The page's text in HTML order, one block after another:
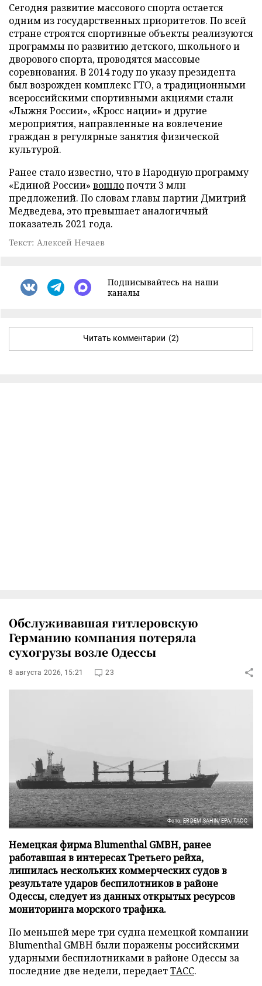
Сегодня развитие массового спорта остается
одним из государственных приоритетов. По всей
стране строятся спортивные объекты реализуются
программы по развитию детского, школьного и
дворового спорта, проводятся массовые
соревнования. В 2014 году по указу президента
был возрожден комплекс ГТО, а традиционными
всероссийскими спортивными акциями стали
«Лыжня России», «Кросс нации» и другие
мероприятия, направленные на вовлечение
граждан в регулярные занятия физической
культурой.
Ранее стало известно, что в Народную программу
«Единой России» вошлопочти 3 млн
предложений. По словам главы партии Дмитрий
Медведева, это превышает аналогичный
показатель 2021 года.
Текст: Алексей Нечаев
Подписывайтесь на наши
каналы
Читать комментарии (2)
Обслуживавшая гитлеровскую
Германию компания потеряла
сухогрузы возле Одессы
8 августа 2026, 15:21 23
Фото: ERDEM SAHIN/EPA/ТАСС
Немецкая фирма Blumenthal GMBH, ранее
работавшая в интересах Третьего рейха,
лишилась нескольких коммерческих судов в
результате ударов беспилотников в районе
Одессы, следует из данных открытых ресурсов
мониторинга морского трафика.
По меньшей мере три судна немецкой компании
Blumenthal GMBH были поражены российскими
ударными беспилотниками в районе Одессы за
последние две недели, передаетТАСС.